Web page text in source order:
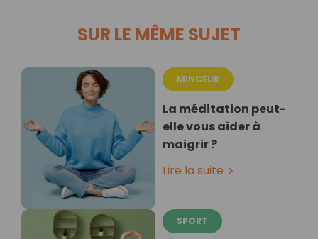
SUR LE MÊME SUJET
MINCEUR
La méditation peut-
elle vous aider à
maigrir ?
Lire la suite
SPORT